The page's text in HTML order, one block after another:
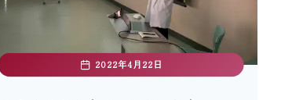
2022年4月22日